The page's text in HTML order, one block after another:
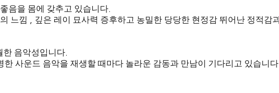
음을 몸에 갖추고 있습니다
느낌
깊은 레이 묘사력 증후하고 농밀한 당당한 현정감 뛰어난 정적감
한 음악성입니다
사운드 음악을 재생할 때마다 놀라운 감동과 만남이 기다리고 있습니다